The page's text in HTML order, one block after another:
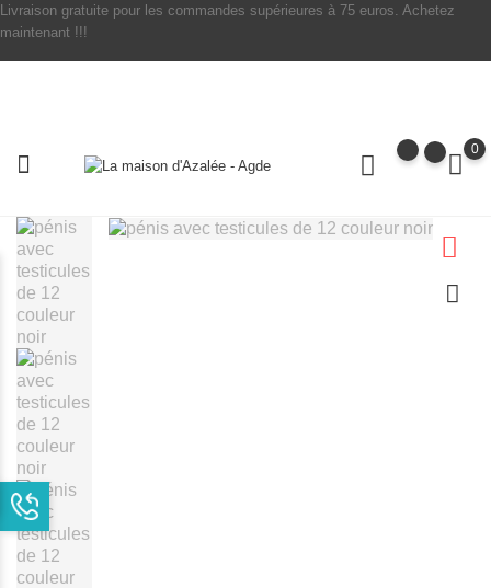
Livraison gratuite pour les commandes supérieures à 75 euros. Achetez
maintenant !!!
0